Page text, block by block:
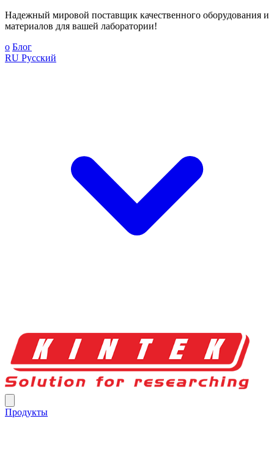
Надежный мировой поставщик качественного оборудования и
материалов для вашей лаборатории!
о Блог
RU Русский
Продукты